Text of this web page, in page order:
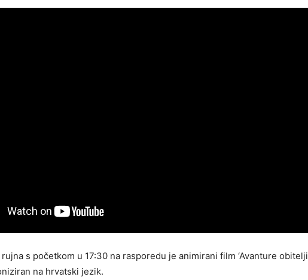
s početkom u 17:30 na rasporedu je animirani film ‘Avanture obitelji
na hrvatski jezik.